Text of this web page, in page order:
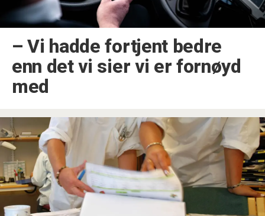
– Vi hadde fortjent bedre
enn det vi sier vi er fornøyd
med